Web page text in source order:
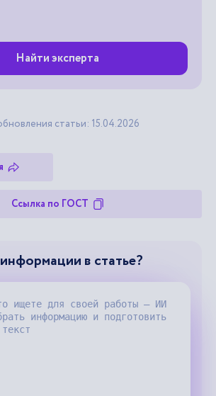
Найти эксперта
статьи: 15.04.2026
Ссылка по ГОСТ
в статье?